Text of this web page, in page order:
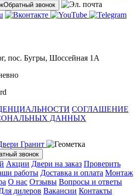
Обратный звонок
пос. Бугры, Шоссейная 1А
СОГЛАШЕНИЕ
ДАННЫХ
звонок
Акции Двери на заказ Проверить
работы Доставка и оплата Монтаж
О нас Отзывы Вопросы и ответы
дилеров Вакансии Контакты